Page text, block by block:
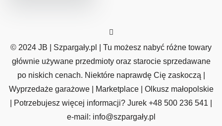
© 2024 JB | Szpargały.pl | Tu możesz nabyć różne towary
głównie używane przedmioty oraz starocie sprzedawane
po niskich cenach. Niektóre naprawdę Cię zaskoczą |
Wyprzedaże garażowe | Marketplace | Olkusz małopolskie
| Potrzebujesz więcej informacji? Jurek +48 500 236 541 |
e-mail: info@szpargały.pl